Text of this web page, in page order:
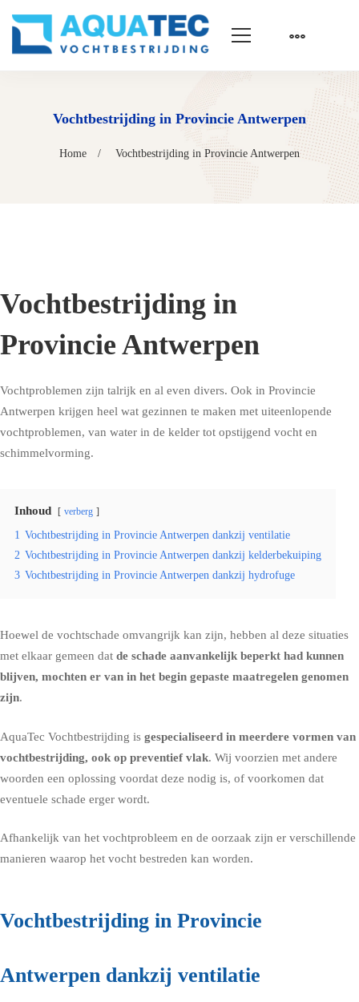
Vochtbestrijding in Provincie Antwerpen
Home Vochtbestrijding in Provincie Antwerpen
Vochtbestrijding in
Provincie Antwerpen
Vochtproblemen zijn talrijk en al even divers. Ook in Provincie
Antwerpen krijgen heel wat gezinnen te maken met uiteenlopende
vochtproblemen, van water in de kelder tot opstijgend vocht en
schimmelvorming.
Inhoud verberg
1 Vochtbestrijding in Provincie Antwerpen dankzij ventilatie
2 Vochtbestrijding in Provincie Antwerpen dankzij kelderbekuiping
3 Vochtbestrijding in Provincie Antwerpen dankzij hydrofuge
Hoewel de vochtschade omvangrijk kan zijn, hebben al deze situaties
met elkaar gemeen dat de schade aanvankelijk beperkt had kunnen
blijven, mochten er van in het begin gepaste maatregelen genomen
zijn.
AquaTec Vochtbestrijding is gespecialiseerd in meerdere vormen van
vochtbestrijding, ook op preventief vlak. Wij voorzien met andere
woorden een oplossing voordat deze nodig is, of voorkomen dat
eventuele schade erger wordt.
Afhankelijk van het vochtprobleem en de oorzaak zijn er verschillende
manieren waarop het vocht bestreden kan worden.
Vochtbestrijding in Provincie
Antwerpen dankzij ventilatie